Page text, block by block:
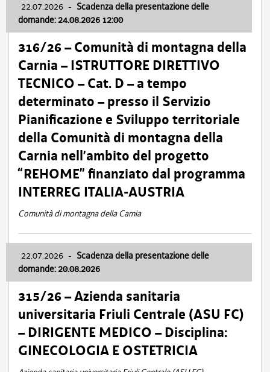
22.07.2026 - Scadenza della presentazione delle
domande: 24.08.2026 12:00
316/26 – Comunità di montagna della
Carnia – ISTRUTTORE DIRETTIVO
TECNICO – Cat. D – a tempo
determinato – presso il Servizio
Pianificazione e Sviluppo territoriale
della Comunità di montagna della
Carnia nell’ambito del progetto
“REHOME” finanziato dal programma
INTERREG ITALIA-AUSTRIA
Comunità di montagna della Carnia
22.07.2026 - Scadenza della presentazione delle
domande: 20.08.2026
315/26 – Azienda sanitaria
universitaria Friuli Centrale (ASU FC)
– DIRIGENTE MEDICO – Disciplina:
GINECOLOGIA E OSTETRICIA